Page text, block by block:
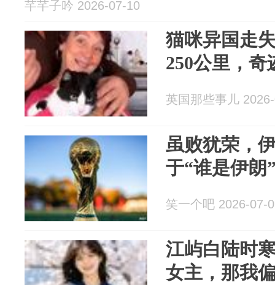
芊芊子吟 2026-07-10
猫咪异国走
250公里，奇
英国那些事儿
虽败犹荣，
于“谁是伊朗
笑一个吧 2026-07-
江屿白陆时
女主，那我